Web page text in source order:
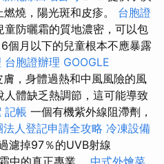
燒，陽光斑和皮疹。 台胞證
童防曬霜的質地濃密，可以包
個月以下的兒童根本不應暴露
台胞證辦理 GOOGLE
膚，身體過熱和中風風險的風
人體缺乏熱調節，這可能導致
記帳 一個有機紫外線阻滯劑，
法人登記申請全攻略 冷凍設備
濾掉97％的UVB射線
中的真正專業。 中式外燴菜